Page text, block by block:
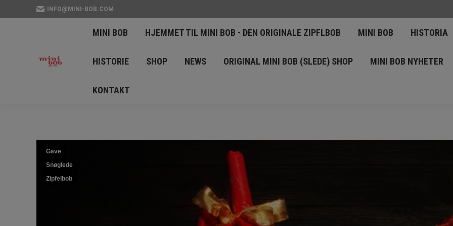
INFO@MINI-BOB.COM
MINI BOB HJEMMET TIL MINI BOB - DEN ORIGINALE ZIPFLBOB MINI BOB HISTORIA
HISTORIE SHOP NEWS ORIGINAL MINI BOB (SLEDE) SHOP MINI BOB NYHETER
KONTAKT
Gave
Snøglede
Zipfelbob